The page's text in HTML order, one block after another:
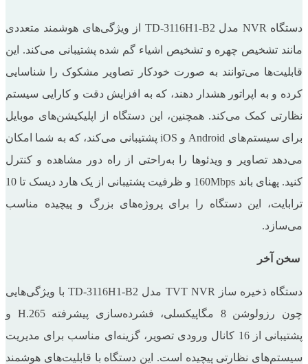
دستگاه NVR مدل TD-3116H1-B2 از ویژگی‌های هوشمند متعددی
مانند تشخیص چهره و تشخیص اشیاء گم‌ شده پشتیبانی می‌کند. این
قابلیت‌ها می‌توانند به صورت خودکار تصاویر مشکوک را شناسایی
کرده و به اپراتور هشدار دهند، که به افزایش دقت و کارایی سیستم
نظارتی کمک می‌کند. همچنین، این دستگاه از اپلیکیشن‌های موبایل
برای سیستم‌های Android و iOS پشتیبانی می‌کند، که به شما امکان
می‌دهد تصاویر و ویدئوها را به‌راحتی از راه دور مشاهده و کنترل
کنید. پهنای باند 160Mbps و ظرفیت پشتیبانی از یک هارد دیسک تا 10
ترابایت، این دستگاه را برای پروژه‌های بزرگ و پیچیده مناسب
می‌سازد.
سخن آخر
دستگاه ذخیره ساز TVT NVR مدل TD-3116H1-B2 با ویژگی‌هایی
چون رزولوشن 8 مگاپیکسلی، فشرده‌سازی پیشرفته H.265 و
پشتیبانی از 16 کانال ورودی تصویر، گزینه‌ای مناسب برای مدیریت
سیستم‌های نظارتی پیچیده است. این دستگاه با قابلیت‌های هوشمند